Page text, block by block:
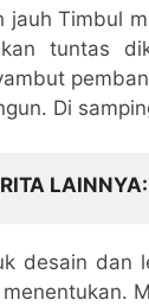
jauh Timbul
tuntas
Di
LAINNYA
desain dan